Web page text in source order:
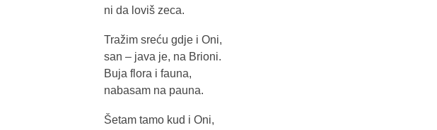
ni da loviš zeca.
Tražim sreću gdje i Oni,
san – java je, na Brioni.
Buja flora i fauna,
nabasam na pauna.
Šetam tamo kud i Oni,